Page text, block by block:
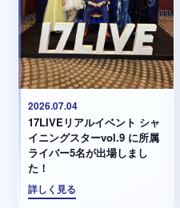
2026.07.04
17LIVEリアルイベント シャ
イニングスターvol.9 に所属
ライバー5名が出場しまし
た！
詳しく見る